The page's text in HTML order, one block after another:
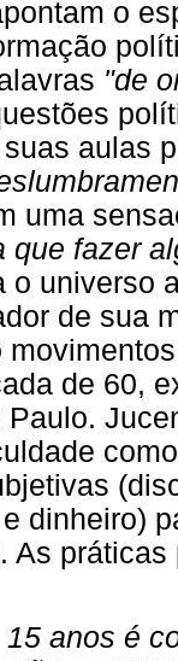
o
"de
aulas
uma
que fazer
o universo
de sua
de 60,
Paulo.
dinheiro)
As
anos é